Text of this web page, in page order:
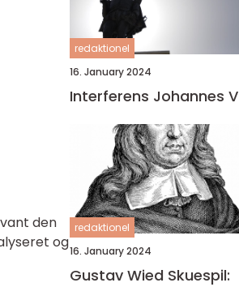
den
og
redaktionel
16. January 2024
Interferens Johannes V
redaktionel
16. January 2024
Gustav Wied Skuespil: